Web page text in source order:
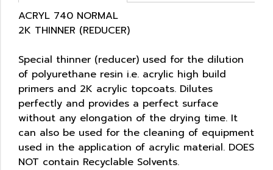
ACRYL 740 NORMAL
2K THINNER (REDUCER)
Special thinner (reducer) used for the dilution
of polyurethane resin i.e. acrylic high build
primers and 2K acrylic topcoats. Dilutes
perfectly and provides a perfect surface
without any elongation of the drying time. It
can also be used for the cleaning of equipment
used in the application of acrylic material. DOES
NOT contain Recyclable Solvents.